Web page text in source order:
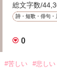
総文字数/
詩・短歌・俳句・
0
#苦しい #悲しい